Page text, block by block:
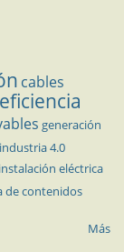
cables
eficiencia
generación
industria 4.0
instalación eléctrica
de contenidos
Más